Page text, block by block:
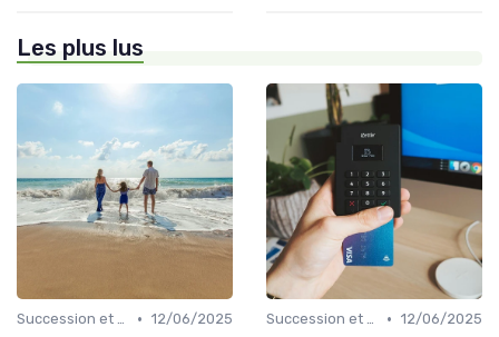
Les plus lus
Succession et Transmission de Patrimoine • 12/06/2025
Succession et Transmission de Patrimoine • 12/06/2025